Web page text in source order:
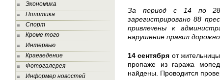
Экономика
Политика
Спорт
Кроме того
Интервью
Краеведение
Фотогалерея
Информер новостей
За период с 14 по 28
зарегистрировано 88
привлечены к
нарушение правил
14 сентября от
пропаже из гаража
найдены. Проводится